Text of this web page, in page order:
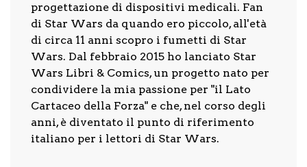
progettazione di dispositivi medicali. Fan
di Star Wars da quando ero piccolo, all'età
di circa 11 anni scopro i fumetti di Star
Wars. Dal febbraio 2015 ho lanciato Star
Wars Libri & Comics, un progetto nato per
condividere la mia passione per "il Lato
Cartaceo della Forza" e che, nel corso degli
anni, è diventato il punto di riferimento
italiano per i lettori di Star Wars.